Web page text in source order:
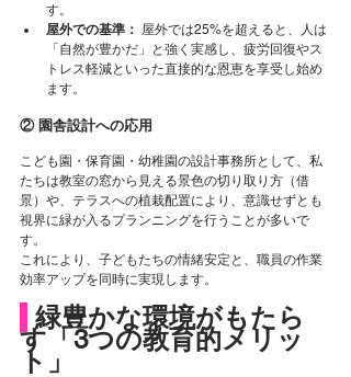
す。
屋外での基準： 屋外では25%を超えると、人は
「自然が豊かだ」と強く実感し、疲労回復やス
トレス軽減といった直接的な恩恵を享受し始め
ます。
② 園舎設計への応用
こども園・保育園・幼稚園の設計事務所として、私
たちは教室の窓から見える景色の切り取り方（借
景）や、テラスへの植栽配置により、意識せずとも
視界に緑が入るプランニングを行うことが多いで
す。
これにより、子どもたちの情緒安定と、職員の作業
効率アップを同時に実現します。
緑豊かな環境がもたら
す「3つの教育的メリッ
ト」